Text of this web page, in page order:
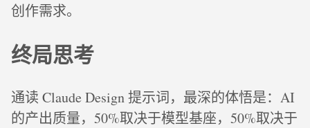
创作需求。
终局思考
通读 Claude Design 提示词，最深的体悟是：AI
的产出质量，50%取决于模型基座，50%取决于